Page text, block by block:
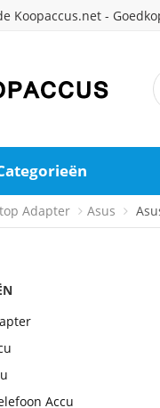
Koopaccus.net -
Adapter Asus
Accu